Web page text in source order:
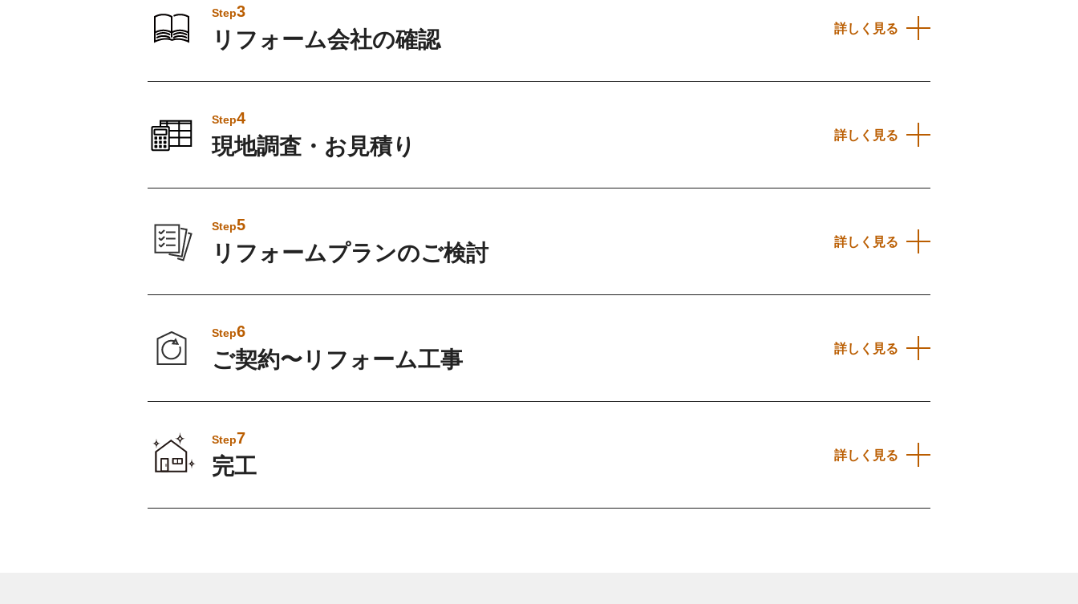
Step3
リフォーム会社の確認 詳しく見る
Step4
現地調査・お見積り 詳しく見る
Step5
リフォームプランのご検討 詳しく見る
Step6
ご契約〜リフォーム工事 詳しく見る
Step7
完工 詳しく見る